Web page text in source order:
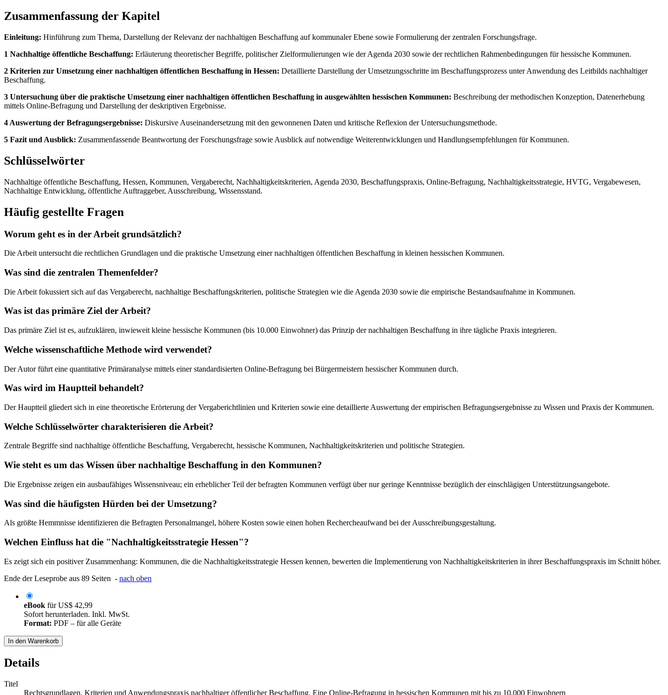
Zusammenfassung der Kapitel
Einleitung: Hinführung zum Thema, Darstellung der Relevanz der nachhaltigen Beschaffung auf kommunaler Ebene sowie Formulierung der zentralen Forschungsfrage.
1 Nachhaltige öffentliche Beschaffung: Erläuterung theoretischer Begriffe, politischer Zielformulierungen wie der Agenda 2030 sowie der rechtlichen Rahmenbedingungen für hessische Kommunen.
2 Kriterien zur Umsetzung einer nachhaltigen öffentlichen Beschaffung in Hessen: Detaillierte Darstellung der Umsetzungsschritte im Beschaffungsprozess unter Anwendung des Leitbilds nachhaltiger
Beschaffung.
3 Untersuchung über die praktische Umsetzung einer nachhaltigen öffentlichen Beschaffung in ausgewählten hessischen Kommunen: Beschreibung der methodischen Konzeption, Datenerhebung
mittels Online-Befragung und Darstellung der deskriptiven Ergebnisse.
4 Auswertung der Befragungsergebnisse: Diskursive Auseinandersetzung mit den gewonnenen Daten und kritische Reflexion der Untersuchungsmethode.
5 Fazit und Ausblick: Zusammenfassende Beantwortung der Forschungsfrage sowie Ausblick auf notwendige Weiterentwicklungen und Handlungsempfehlungen für Kommunen.
Schlüsselwörter
Nachhaltige öffentliche Beschaffung, Hessen, Kommunen, Vergaberecht, Nachhaltigkeitskriterien, Agenda 2030, Beschaffungspraxis, Online-Befragung, Nachhaltigkeitsstrategie, HVTG, Vergabewesen,
Nachhaltige Entwicklung, öffentliche Auftraggeber, Ausschreibung, Wissensstand.
Häufig gestellte Fragen
Worum geht es in der Arbeit grundsätzlich?
Die Arbeit untersucht die rechtlichen Grundlagen und die praktische Umsetzung einer nachhaltigen öffentlichen Beschaffung in kleinen hessischen Kommunen.
Was sind die zentralen Themenfelder?
Die Arbeit fokussiert sich auf das Vergaberecht, nachhaltige Beschaffungskriterien, politische Strategien wie die Agenda 2030 sowie die empirische Bestandsaufnahme in Kommunen.
Was ist das primäre Ziel der Arbeit?
Das primäre Ziel ist es, aufzuklären, inwieweit kleine hessische Kommunen (bis 10.000 Einwohner) das Prinzip der nachhaltigen Beschaffung in ihre tägliche Praxis integrieren.
Welche wissenschaftliche Methode wird verwendet?
Der Autor führt eine quantitative Primäranalyse mittels einer standardisierten Online-Befragung bei Bürgermeistern hessischer Kommunen durch.
Was wird im Hauptteil behandelt?
Der Hauptteil gliedert sich in eine theoretische Erörterung der Vergaberichtlinien und Kriterien sowie eine detaillierte Auswertung der empirischen Befragungsergebnisse zu Wissen und Praxis der Kommunen.
Welche Schlüsselwörter charakterisieren die Arbeit?
Zentrale Begriffe sind nachhaltige öffentliche Beschaffung, Vergaberecht, hessische Kommunen, Nachhaltigkeitskriterien und politische Strategien.
Wie steht es um das Wissen über nachhaltige Beschaffung in den Kommunen?
Die Ergebnisse zeigen ein ausbaufähiges Wissensniveau; ein erheblicher Teil der befragten Kommunen verfügt über nur geringe Kenntnisse bezüglich der einschlägigen Unterstützungsangebote.
Was sind die häufigsten Hürden bei der Umsetzung?
Als größte Hemmnisse identifizieren die Befragten Personalmangel, höhere Kosten sowie einen hohen Rechercheaufwand bei der Ausschreibungsgestaltung.
Welchen Einfluss hat die "Nachhaltigkeitsstrategie Hessen"?
Es zeigt sich ein positiver Zusammenhang: Kommunen, die die Nachhaltigkeitsstrategie Hessen kennen, bewerten die Implementierung von Nachhaltigkeitskriterien in ihrer Beschaffungspraxis im Schnitt höher.
Ende der Leseprobe aus 89 Seiten - nach oben
eBook fürUS$ 42,99
Sofort herunterladen. Inkl. MwSt.
Format: PDF – für alle Geräte
In den Warenkorb
Details
Titel
Rechtsgrundlagen, Kriterien und Anwendungspraxis nachhaltiger öffentlicher Beschaffung. Eine Online-Befragung in hessischen Kommunen mit bis zu 10.000 Einwohnern